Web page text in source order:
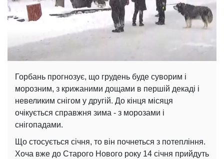
Горбань прогнозує, що грудень буде суворим і
морозним, з крижаними дощами в першій декаді і
невеликим снігом у другій. До кінця місяця
очікується справжня зима - з морозами і
снігопадами.
Що стосується січня, то він почнеться з потепління.
Хоча вже до Старого Нового року 14 січня прийдуть